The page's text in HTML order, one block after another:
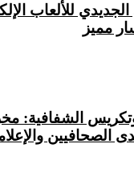
الجديدي للألعاب
مميز
الشفافية:
الصحافيين